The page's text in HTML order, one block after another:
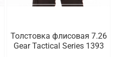
Толстовка флисовая 7.26
Gear Tactical Series 1393